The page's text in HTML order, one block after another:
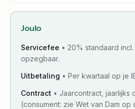
Joulo
Servicefee • 20% standaard
opzegbaar.
Uitbetaling • Per kwartaal op je
Contract • Jaarcontract, jaarlijks
(consument: zie Wet van Dam op